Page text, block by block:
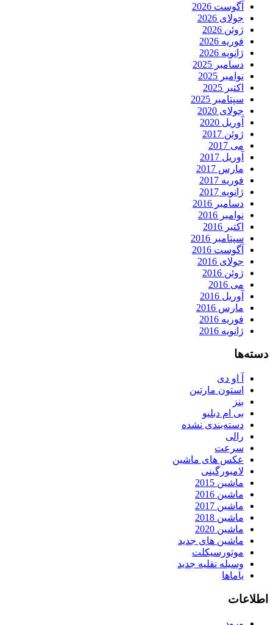
آگوست 2026
جولای 2026
ژوئن 2026
فوریه 2026
ژانویه 2026
دسامبر 2025
نوامبر 2025
اکتبر 2025
سپتامبر 2025
جولای 2020
آوریل 2020
ژوئن 2017
می 2017
آوریل 2017
مارس 2017
فوریه 2017
ژانویه 2017
دسامبر 2016
نوامبر 2016
اکتبر 2016
سپتامبر 2016
آگوست 2016
جولای 2016
ژوئن 2016
می 2016
آوریل 2016
مارس 2016
فوریه 2016
ژانویه 2016
دسته‌ها
آ او دی
استون مارتین
بنز
بی ام دبلیو
دسته‌بندی نشده
رالی
سرعت
عکس های ماشین
لامبورگینی
ماشین 2015
ماشین 2016
ماشین 2017
ماشین 2018
ماشین 2020
ماشین های جدید
موتورسیکلت
وسیله نقلیه جدید
یاماها
اطلاعات